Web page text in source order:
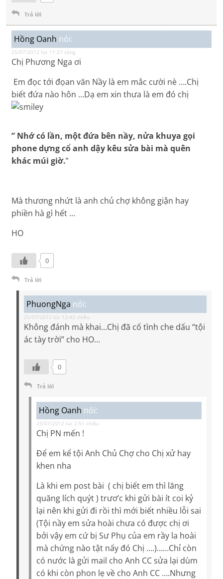
Trả lời
Hồng Oanh nói:
25/07/2012 lúc 11:27 sáng
Chị Phương Nga ơi
Em đọc tới đọan văn Nầy là em mắc cười nè ….Chị
biết đứa nào hôn …Dạ em xin thưa là em đó chị
” Nhớ có lần, một đứa bên nầy, nửa khuya gọi
phone dựng cổ anh dậy kêu sửa bài mà quên
khác múi giờ.”
Mà thương nhứt là anh chủ chợ không giận hay
phiền hà gì hết …
HO
0
Trả lời
PhuongNga nói:
25/07/2012 lúc 12:43 chiều
Không đánh mà khai…Chị đã cố tình che dấu “tội
ác tày trời” cho HO…
0
Trả lời
Hồng Oanh nói:
25/07/2012 lúc 2:51 chiều
Chị PN mến !
Để em kể tội Anh Chủ Chợ cho Chị xử hay
khen nha
Là khi em post bài ( chị biết em thì lăng
quăng lích quýt ) trươ’c khi gửi bài ít coi kỷ
lại nên khi gửi đi rồi thì mới biết nhiều lỗi sai
(Tội nầy em sửa hoài chưa có được chị ơi
bởi vậy em cứ bị Sư Phụ của em rầy la hoài
mà chứng nào tật nấy đó Chị ….)……Chỉ còn
có nước là gửi mail cho Anh CC sửa lại dùm
có khi còn phon lẹ về cho Anh CC ….Nhưng